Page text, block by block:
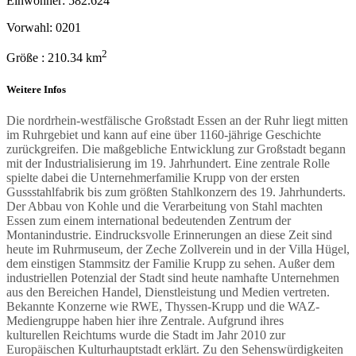
Vorwahl: 0201
Größe : 210.34 km2
Weitere Infos
Die nordrhein-westfälische Großstadt Essen an der Ruhr liegt mitten
im Ruhrgebiet und kann auf eine über 1160-jährige Geschichte
zurückgreifen. Die maßgebliche Entwicklung zur Großstadt begann
mit der Industrialisierung im 19. Jahrhundert. Eine zentrale Rolle
spielte dabei die Unternehmerfamilie Krupp von der ersten
Gussstahlfabrik bis zum größten Stahlkonzern des 19. Jahrhunderts.
Der Abbau von Kohle und die Verarbeitung von Stahl machten
Essen zum einem international bedeutenden Zentrum der
Montanindustrie. Eindrucksvolle Erinnerungen an diese Zeit sind
heute im Ruhrmuseum, der Zeche Zollverein und in der Villa Hügel,
dem einstigen Stammsitz der Familie Krupp zu sehen. Außer dem
industriellen Potenzial der Stadt sind heute namhafte Unternehmen
aus den Bereichen Handel, Dienstleistung und Medien vertreten.
Bekannte Konzerne wie RWE, Thyssen-Krupp und die WAZ-
Mediengruppe haben hier ihre Zentrale. Aufgrund ihres
kulturellen Reichtums wurde die Stadt im Jahr 2010 zur
Europäischen Kulturhauptstadt erklärt. Zu den Sehenswürdigkeiten